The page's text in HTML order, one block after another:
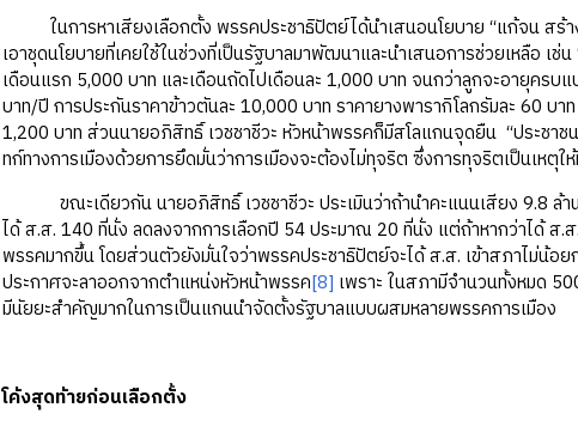
ในการหาเสียงเลือกตั้ง พรรคประชาธิปัตย์ได้นำเสนอนโยบาย “แก้จน สร้า
เอาชุดนโยบายที่เคยใช้ในช่วงที่เป็นรัฐบาลมาพัฒนาและนำเสนอการช่วยเหลือ
เดือนแรก 5,000 บาท และเดือนถัดไปเดือนละ 1,000 บาท จนกว่าลูกจะอายุคร
บาท/ปี การประกันราคาข้าวตันละ 10,000 บาท ราคายางพารากิโลกรัมละ 60 บ
1,200 บาท ส่วนนายอภิสิทธิ์ เวชชาชีวะ หัวหน้าพรรคก็มีสโลแกนจุดยืน “ประชา
ทก์ทางการเมืองด้วยการยึดมั่นว่าการเมืองจะต้องไม่ทุจริต ซึ่งการทุจริตเป็นเหตุ
ขณะเดียวกัน นายอภิสิทธิ์ เวชชาชีวะ ประเมินว่าถ้านำคะแนนเสียง 9.8 ล้
ได้ ส.ส. 140 ที่นั่ง ลดลงจากการเลือกปี 54 ประมาณ 20 ที่นั่ง แต่ถ้าหากว่าได้ ส.
พรรคมากขึ้น โดยส่วนตัวยังมั่นใจว่าพรรคประชาธิปัตย์จะได้ ส.ส. เข้าสภาไม่น้
ประกาศจะลาออกจากตำแหน่งหัวหน้าพรรค[8] เพราะ ในสภามีจำนวนทั้งหมด
มีนัยยะสำคัญมากในการเป็นแกนนำจัดตั้งรัฐบาลแบบผสมหลายพรรคการเมือง
โค้งสุดท้ายก่อนเลือกตั้ง